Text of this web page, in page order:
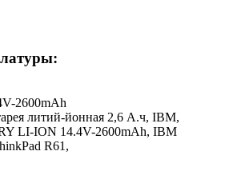
2600mAh
литий-йонная 2,6 А.ч, IBM,
LI-ION 14.4V-2600mAh, IBM
R61,